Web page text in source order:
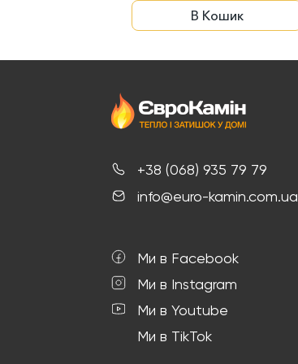
В Кошик
+38 (068) 935 79 79
info@euro-kamin.com.ua
Ми в Facebook
Ми в Instagram
Ми в Youtube
Ми в TikTok